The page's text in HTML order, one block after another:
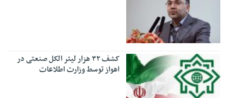
کشف ۳۲ هزار لیتر الکل صنعتی در
اهواز توسط وزارت اطلاعات